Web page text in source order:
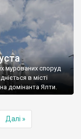
мурованих споруд
в місті
домінанта Ялти.
Далі »